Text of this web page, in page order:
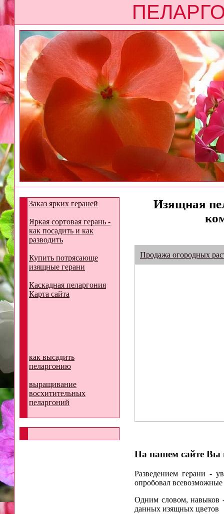
Заказ ярких гераней
Яркая сортовая герань -
как посадить и как
разводить
Купить потрясающе
изящные герани
Каскадная пеларгония
Карта сайта
как высадить
пеларгонию
выращивание
восхитительных
пеларгоний
Изящная
Продажа огородных
На нашем сайте Вы
Разведением герани -
опробовал
Одним словом, навыков
данных изящных цветов